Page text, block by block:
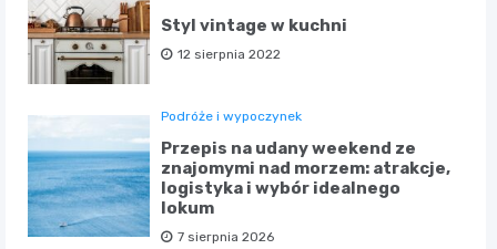
Styl vintage w kuchni
12 sierpnia 2022
Podróże i wypoczynek
Przepis na udany weekend ze
znajomymi nad morzem: atrakcje,
logistyka i wybór idealnego
lokum
7 sierpnia 2026